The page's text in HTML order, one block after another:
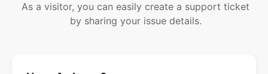
As a visitor, you can easily create a support ticket
by sharing your issue details.